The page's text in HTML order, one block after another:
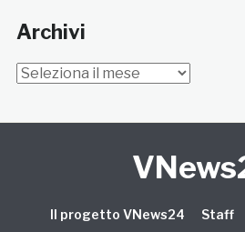
Archivi
Archivi
Il progetto VNews24 Staff